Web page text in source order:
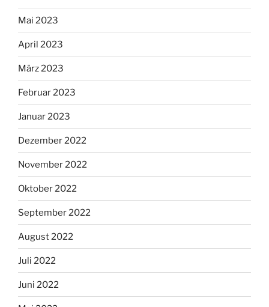
Mai 2023
April 2023
März 2023
Februar 2023
Januar 2023
Dezember 2022
November 2022
Oktober 2022
September 2022
August 2022
Juli 2022
Juni 2022